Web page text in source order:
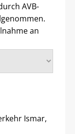
AVB-
an
Ismar,